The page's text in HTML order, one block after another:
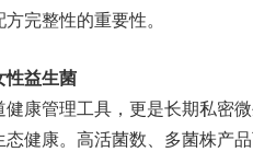
完整性的重要性。
性益生菌
康管理工具，更是长期私密
健康。高活菌数、多菌株产